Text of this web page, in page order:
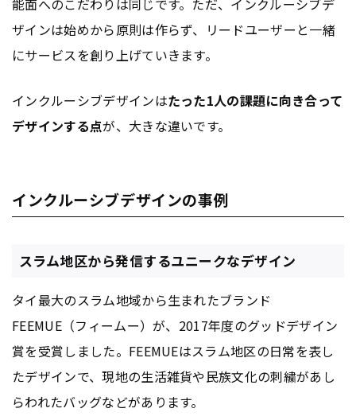
ザインは始めから原則は作らず、リードユーザーと一緒
にサービスを創り上げていきます。
インクルーシブデザインはたった1人の課題に向き合って
デザインする点が、大きな違いです。
インクルーシブデザインの事例
スラム地区から発信するユニークなデザイン
タイ最大のスラム地域から生まれたブランド
FEEMUE（フィームー）が、2017年度のグッドデザイン
賞を受賞しました。FEEMUEはスラム地区の日常を表し
たデザインで、現地の生活雑貨や民族文化の刺繍があし
らわれたバッグなどがあります。